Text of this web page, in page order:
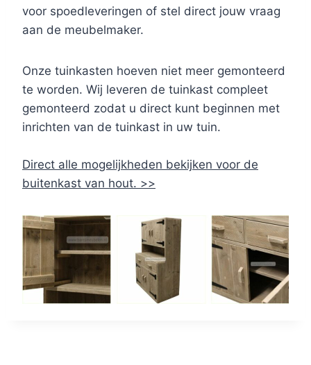
voor spoedleveringen of stel direct jouw vraag
aan de meubelmaker.
Onze tuinkasten hoeven niet meer gemonteerd
te worden. Wij leveren de tuinkast compleet
gemonteerd zodat u direct kunt beginnen met
inrichten van de tuinkast in uw tuin.
Direct alle mogelijkheden bekijken voor de
buitenkast van hout. >>